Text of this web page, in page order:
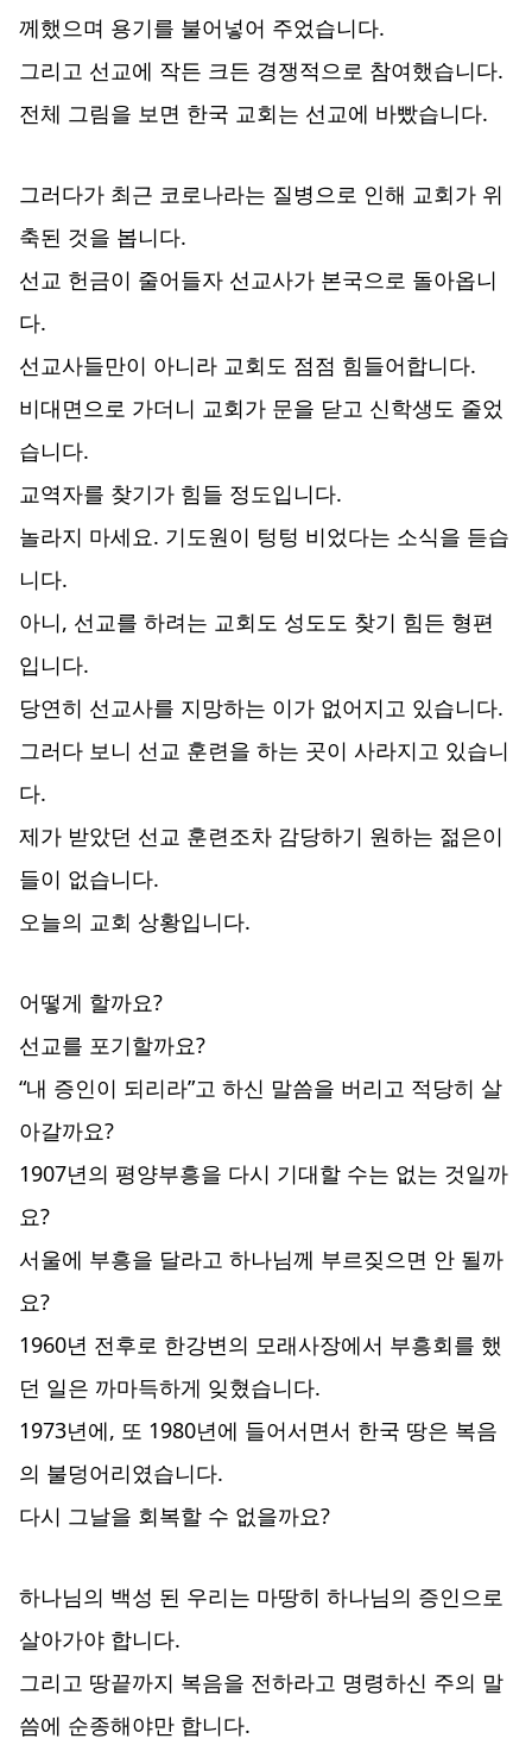
께했으며 용기를 불어넣어 주었습니다.
그리고 선교에 작든 크든 경쟁적으로 참여했습니다.
전체 그림을 보면 한국 교회는 선교에 바빴습니다.
그러다가 최근 코로나라는 질병으로 인해 교회가 위
축된 것을 봅니다.
선교 헌금이 줄어들자 선교사가 본국으로 돌아옵니
다.
선교사들만이 아니라 교회도 점점 힘들어합니다.
비대면으로 가더니 교회가 문을 닫고 신학생도 줄었
습니다.
교역자를 찾기가 힘들 정도입니다.
놀라지 마세요. 기도원이 텅텅 비었다는 소식을 듣습
니다.
아니, 선교를 하려는 교회도 성도도 찾기 힘든 형편
입니다.
당연히 선교사를 지망하는 이가 없어지고 있습니다.
그러다 보니 선교 훈련을 하는 곳이 사라지고 있습니
다.
제가 받았던 선교 훈련조차 감당하기 원하는 젊은이
들이 없습니다.
오늘의 교회 상황입니다.
어떻게 할까요?
선교를 포기할까요?
“내 증인이 되리라”고 하신 말씀을 버리고 적당히 살
아갈까요?
1907년의 평양부흥을 다시 기대할 수는 없는 것일까
요?
서울에 부흥을 달라고 하나님께 부르짖으면 안 될까
요?
1960년 전후로 한강변의 모래사장에서 부흥회를 했
던 일은 까마득하게 잊혔습니다.
1973년에, 또 1980년에 들어서면서 한국 땅은 복음
의 불덩어리였습니다.
다시 그날을 회복할 수 없을까요?
하나님의 백성 된 우리는 마땅히 하나님의 증인으로
살아가야 합니다.
그리고 땅끝까지 복음을 전하라고 명령하신 주의 말
씀에 순종해야만 합니다.